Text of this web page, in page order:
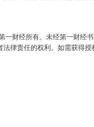
财经所有。未经第一财经
律责任的权利。如需获得